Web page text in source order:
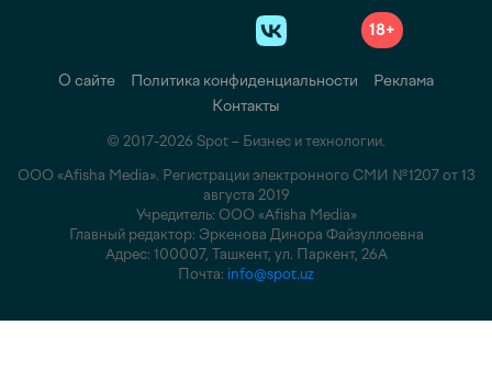
18+
О сайте Политика конфиденциальности
Реклама
Контакты
© 2017-2026 Spot – Бизнес и технологии.
ООО «Afisha Media». Регистрации электронного СМИ №1207 от 13
августа 2019
Учредитель: ООО «Afisha Media»
Главный редактор: Эркенова Динора Файзуллоевна
Адрес: 100007, Ташкент, ул. Паркент, 26А
Почта: info@spot.uz